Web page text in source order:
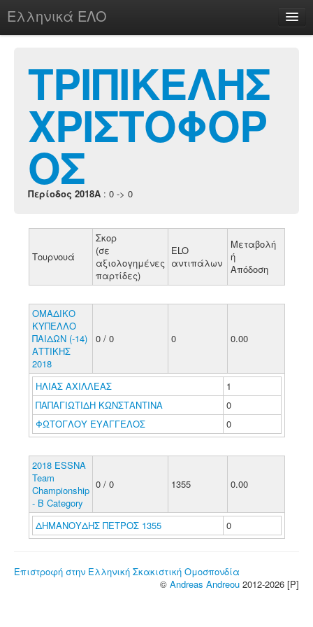
Ελληνικά ΕΛΟ
chesstu.be @ discord
Login
ΤΡΙΠΙΚΕΛΗΣ
ΧΡΙΣΤΟΦΟΡ
ΟΣ
Περίοδος 2018A : 0 -> 0
Τουρνουά
Σκορ
(σε
αξιολογημένες
παρτίδες)
ELO
αντιπάλων
Μεταβολή
ή
Απόδοση
ΟΜΑΔΙΚΟ
ΚΥΠΕΛΛΟ
ΠΑΙΔΩΝ (-14)
ΑΤΤΙΚΗΣ
2018
0 / 0 0 0.00
ΗΛΙΑΣ ΑΧΙΛΛΕΑΣ
1
ΠΑΠΑΓΙΩΤΙΔΗ ΚΩΝΣΤΑΝΤΙΝΑ
0
ΦΩΤΟΓΛΟΥ ΕΥΑΓΓΕΛΟΣ
0
2018 ESSNA
Team
Championship
- B Category
0 / 0 1355 0.00
ΔΗΜΑΝΟΥΔΗΣ ΠΕΤΡΟΣ 1355 0
Επιστροφή στην Ελληνική Σκακιστική Ομοσπονδία
© Andreas Andreou 2012-2026 [P]